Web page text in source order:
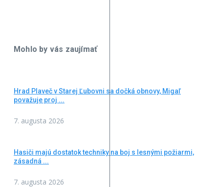
Mohlo by vás zaujímať
Hrad Plaveč v Starej Ľubovni sa dočká obnovy, Migaľ
považuje proj ...
7. augusta 2026
Hasiči majú dostatok techniky na boj s lesnými požiarmi,
zásadná ...
7. augusta 2026